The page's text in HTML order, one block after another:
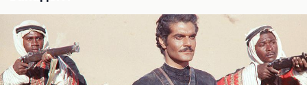
переживали, всегда были отзвуком изначально
присущего нам чувства бога. Мы всегда знали, что
бог есть, но тут он как-то вдруг убеждались, что
он на лицо. Это как Руссо в «Исповеди», идет и
получает известие о том, что…